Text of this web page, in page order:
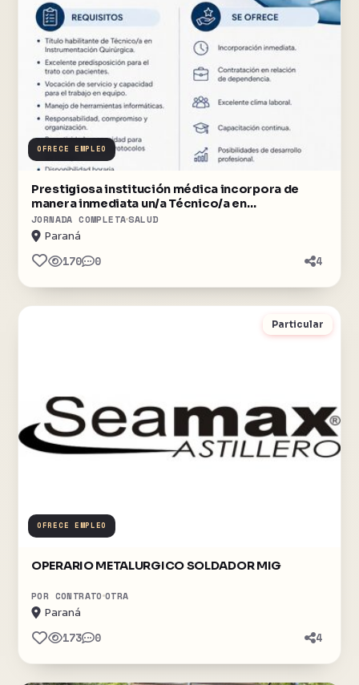
OFRECE EMPLEO
Prestigiosa institución médica incorpora de
manera inmediata un/a Técnico/a en
Instrumentación Quirúrgica para sumarse a su
equipo de trabajo.
JORNADA COMPLETASALUD
Paraná
170 0 4
Particular
OFRECE EMPLEO
OPERARIO METALURGICO SOLDADOR MIG
POR CONTRATO OTRA
Paraná
173 0 4